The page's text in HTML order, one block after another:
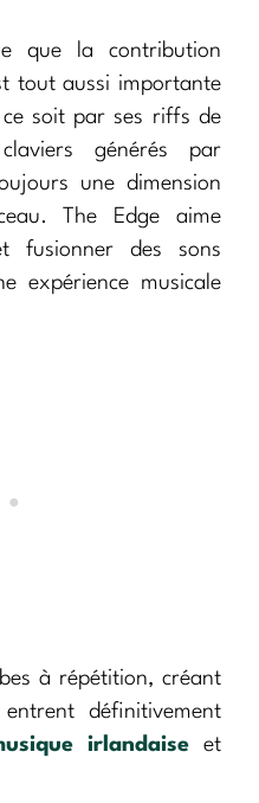
que la contribution
tout aussi importante
soit par ses riffs de
générés par
une dimension
The Edge aime
fusionner des sons
expérience musicale
à répétition, créant
définitivement
irlandaise et